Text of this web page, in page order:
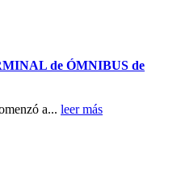
de ÓMNIBUS de
a... leer más